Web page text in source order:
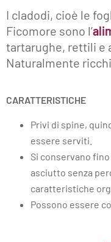
I cladodi, cioè le
Ficomore sono l’
tartarughe, rettili e
Naturalmente
CARATTERISTICHE
Privi di spine,
essere serviti.
Si conservano
asciutto senza
caratteristiche
Possono essere